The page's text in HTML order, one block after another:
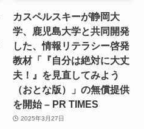
カスペルスキーが静岡大
学、鹿児島大学と共同開発
した、情報リテラシー啓発
教材「『自分は絶対に大丈
夫！』を見直してみよう
（おとな版）」の無償提供
を開始 – PR TIMES
2025年3月27日